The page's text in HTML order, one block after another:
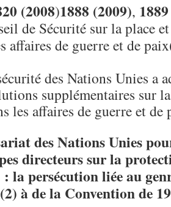
(2008)1888 (2009),
de Sécurité sur la place
affaires de guerre et de
des Nations Unies a
supplémentaires sur
les affaires de guerre et de
des Nations Unies
directeurs sur la
la persécution liée au
à de la Convention de